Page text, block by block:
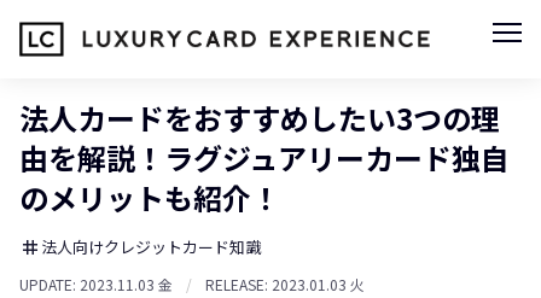
法人カードをおすすめしたい3つの理
由を解説！ラグジュアリーカード独自
のメリットも紹介！
tag 法人向けクレジットカード知識
UPDATE: 2023.11.03 金 / RELEASE: 2023.01.03 火